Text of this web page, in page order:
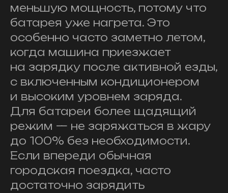
меньшую мощность, потому что
батарея уже нагрета. Это
особенно часто заметно летом,
когда машина приезжает
на зарядку после активной езды,
с включенным кондиционером
и высоким уровнем заряда.
Для батареи более щадящий
режим — не заряжаться в жару
до 100% без необходимости.
Если впереди обычная
городская поездка, часто
достаточно зарядить